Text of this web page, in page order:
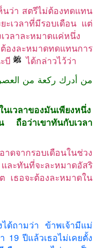
นว่า สตรีไม่ต้องทดแทน
ะเวลาที่มีรอบเดือน แต่
วลาละหมาดแค่หนึ่ง
องละหมาดทดแทนการ
บี
ได้กล่าวไว้ว่า
من أدرك ركعة من
เวลาของมันเพียงหนึ่ง
ถือว่าเขาทันกับเวลา
าดจากรอบเดือนในช่วง
ะทันที่จะละหมาดอัสริ
เธอจะต้องละหมาดใน
ด้ถามว่า ข้าพเจ้ามีแม่
19 ปีแล้วเธอไม่เคยตั้ง